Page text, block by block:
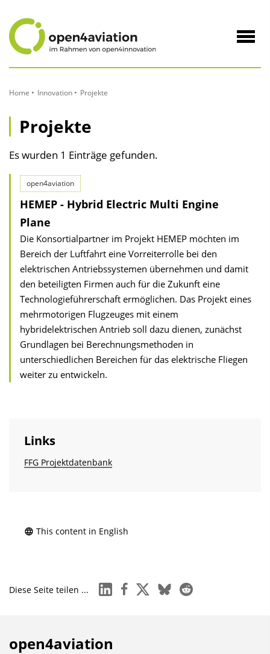
Inhalt
Home Innovation Projekte
Projekte
Es wurden 1 Einträge gefunden.
open4aviation
HEMEP - Hybrid Electric Multi Engine
Plane
Die Konsortialpartner im Projekt HEMEP möchten im
Bereich der Luftfahrt eine Vorreiterrolle bei den
elektrischen Antriebssystemen übernehmen und damit
den beteiligten Firmen auch für die Zukunft eine
Technologieführerschaft ermöglichen. Das Projekt eines
mehrmotorigen Flugzeuges mit einem
hybridelektrischen Antrieb soll dazu dienen, zunächst
Grundlagen bei Berechnungsmethoden in
unterschiedlichen Bereichen für das elektrische Fliegen
weiter zu entwickeln.
Links
FFG Projektdatenbank
This content in English
Diese Seite teilen ... linkedinfacebook
x blueskyreddit
open4aviation